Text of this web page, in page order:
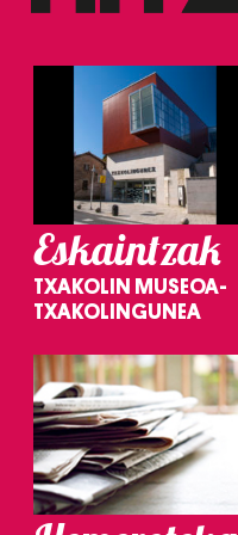
Eskaintzak
TXAKOLIN MUSEOA-
TXAKOLINGUNEA